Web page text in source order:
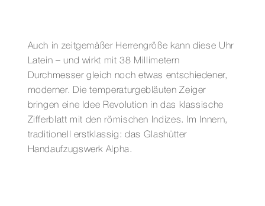
Auch in zeitgemäßer Herrengröße kann diese Uhr
Latein – und wirkt mit 38 Millimetern
Durchmesser gleich noch etwas entschiedener,
moderner. Die temperaturgebläuten Zeiger
bringen eine Idee Revolution in das klassische
Zifferblatt mit den römischen Indizes. Im Innern,
traditionell erstklassig: das Glashütter
Handaufzugswerk Alpha.